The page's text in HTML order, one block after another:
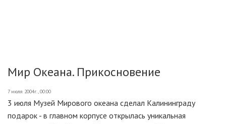
Мир Океана. Прикосновение
7 июля 2004г., 00:00
3 июля Музей Мирового океана сделал Калининграду
подарок - в главном корпусе открылась уникальная